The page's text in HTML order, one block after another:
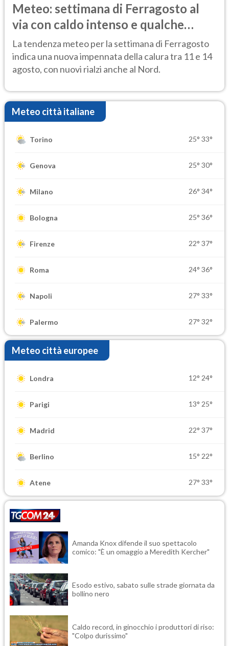
Meteo: settimana di Ferragosto al
via con caldo intenso e qualche
temporale
La tendenza meteo per la settimana di Ferragosto
indica una nuova impennata della calura tra 11 e 14
agosto, con nuovi rialzi anche al Nord.
Meteo città italiane
Torino 25° 33°
Genova 25° 30°
Milano 26° 34°
Bologna 25° 36°
Firenze 22° 37°
Roma 24° 36°
Napoli 27° 33°
Palermo 27° 32°
Meteo città europee
Londra 12° 24°
Parigi 13° 25°
Madrid 22° 37°
Berlino 15° 22°
Atene 27° 33°
Amanda Knox difende il suo spettacolo
comico: "È un omaggio a Meredith Kercher"
Esodo estivo, sabato sulle strade giornata da
bollino nero
Caldo record, in ginocchio i produttori di riso:
"Colpo durissimo"